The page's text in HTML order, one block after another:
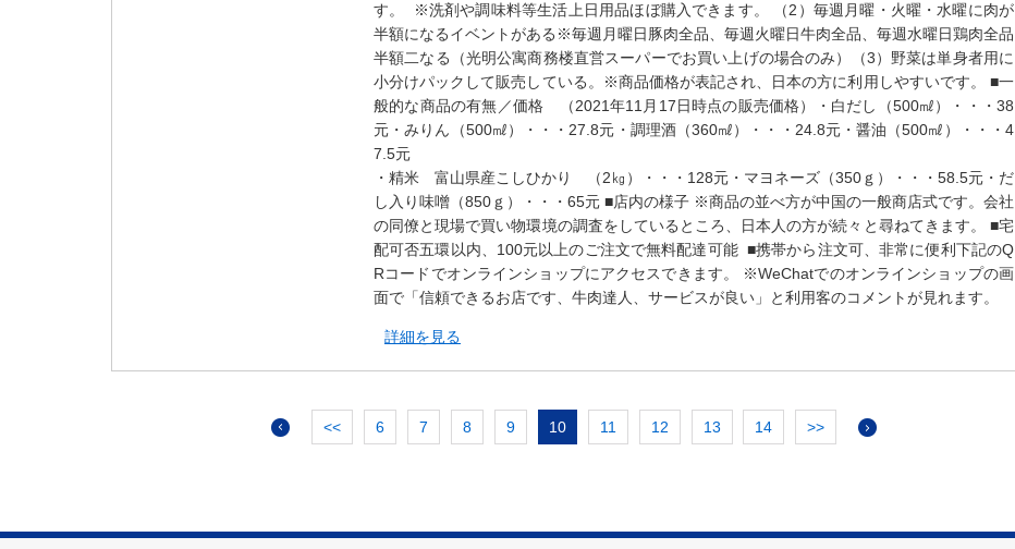
す。 ※洗剤や調味料等生活上日用品ほぼ購入できます。 （2）毎週月曜・火曜・水曜に肉が
半額になるイベントがある※毎週月曜日豚肉全品、毎週火曜日牛肉全品、毎週水曜日鶏肉全品
半額二なる（光明公寓商務楼直営スーパーでお買い上げの場合のみ）（3）野菜は単身者用に
小分けパックして販売している。※商品価格が表記され、日本の方に利用しやすいです。 ■一
般的な商品の有無／価格 （2021年11月17日時点の販売価格）・白だし（500㎖）・・・38
元・みりん（500㎖）・・・27.8元・調理酒（360㎖）・・・24.8元・醤油（500㎖）・・・4
7.5元
・精米 富山県産こしひかり （2㎏）・・・128元・マヨネーズ（350ｇ）・・・58.5元・だ
し入り味噌（850ｇ）・・・65元 ■店内の様子 ※商品の並べ方が中国の一般商店式です。会社
の同僚と現場で買い物環境の調査をしているところ、日本人の方が続々と尋ねてきます。 ■宅
配可否五環以内、100元以上のご注文で無料配達可能 ■携帯から注文可、非常に便利下記のQ
Rコードでオンラインショップにアクセスできます。 ※WeChatでのオンラインショップの画
面で「信頼できるお店です、牛肉達人、サービスが良い」と利用客のコメントが見れます。
詳細を見る
<< 6 7 8 9 10 11 12 13 14 >>